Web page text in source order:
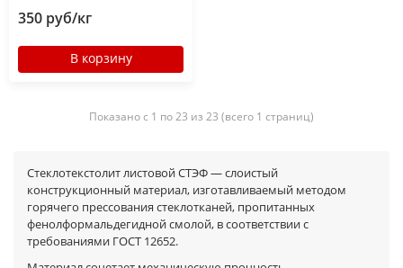
350 руб/кг
В корзину
Показано с 1 по 23 из 23 (всего 1 страниц)
Стеклотекстолит листовой СТЭФ — слоистый
конструкционный материал, изготавливаемый методом
горячего прессования стеклотканей, пропитанных
фенолформальдегидной смолой, в соответствии с
требованиями ГОСТ 12652.